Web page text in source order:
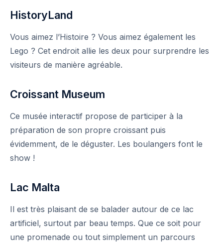
HistoryLand
Vous aimez l’Histoire ? Vous aimez également les
Lego ? Cet endroit allie les deux pour surprendre les
visiteurs de manière agréable.
Croissant Museum
Ce musée interactif propose de participer à la
préparation de son propre croissant puis
évidemment, de le déguster. Les boulangers font le
show !
Lac Malta
Il est très plaisant de se balader autour de ce lac
artificiel, surtout par beau temps. Que ce soit pour
une promenade ou tout simplement un parcours